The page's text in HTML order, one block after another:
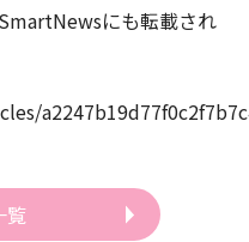
にも転載され
覧